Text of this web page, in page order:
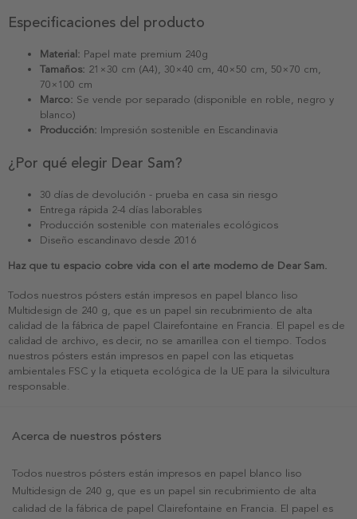
Especificaciones del producto
Material: Papel mate premium 240g
Tamaños: 21×30 cm (A4), 30×40 cm, 40×50 cm, 50×70 cm,
70×100 cm
Marco: Se vende por separado (disponible en roble, negro y
blanco)
Producción: Impresión sostenible en Escandinavia
¿Por qué elegir Dear Sam?
30 días de devolución - prueba en casa sin riesgo
Entrega rápida 2-4 días laborables
Producción sostenible con materiales ecológicos
Diseño escandinavo desde 2016
Haz que tu espacio cobre vida con el arte moderno de Dear Sam.
Todos nuestros pósters están impresos en papel blanco liso
Multidesign de 240 g, que es un papel sin recubrimiento de alta
calidad de la fábrica de papel Clairefontaine en Francia. El papel es de
calidad de archivo, es decir, no se amarillea con el tiempo. Todos
nuestros pósters están impresos en papel con las etiquetas
ambientales FSC y la etiqueta ecológica de la UE para la silvicultura
responsable.
Acerca de nuestros pósters
Todos nuestros pósters están impresos en papel blanco liso
Multidesign de 240 g, que es un papel sin recubrimiento de alta
calidad de la fábrica de papel Clairefontaine en Francia. El papel es